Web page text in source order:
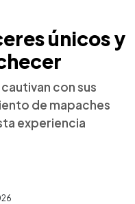
únicos y
con sus
de mapaches
experiencia